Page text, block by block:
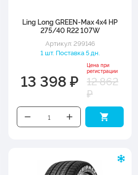
Ling Long GREEN-Max 4x4 HP
275/40 R22 107W
Артикул: 299146
1 шт. Поставка 5 дн.
13 398 ₽
Цена при
регистрации
12 862
₽